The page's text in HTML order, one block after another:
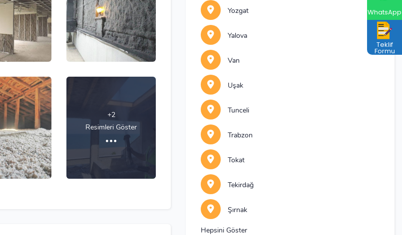
+2
Resimleri Göster
Yozgat
Yalova
Van
Uşak
Tunceli
Trabzon
Tokat
Tekirdağ
Şırnak
Hepsini Göster
WhatsApp
Teklif
Formu